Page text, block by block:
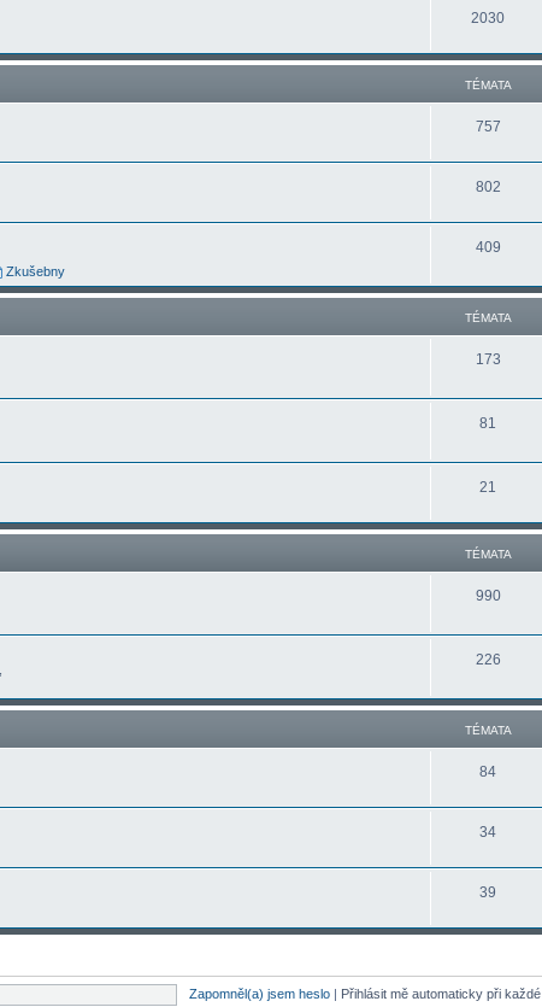
2030
TÉMATA
757
802
Zkušebny
409
TÉMATA
173
81
21
TÉMATA
990
226
TÉMATA
84
34
39
Zapomněl(a) jsem heslo | Přihlásit mě automaticky při